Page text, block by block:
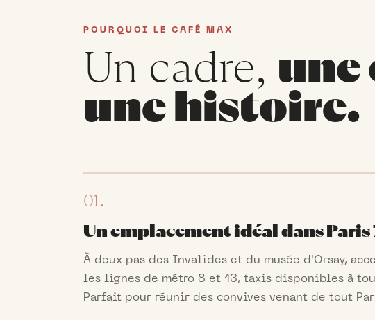
POURQUOI LE CAFÉ MAX
Un cadre, une
une histoire.
01.
Un emplacement idéal dans Paris
À deux pas des Invalides et du musée d'Orsay,
les lignes de métro 8 et 13, taxis disponibles à
Parfait pour réunir des convives venant de tout